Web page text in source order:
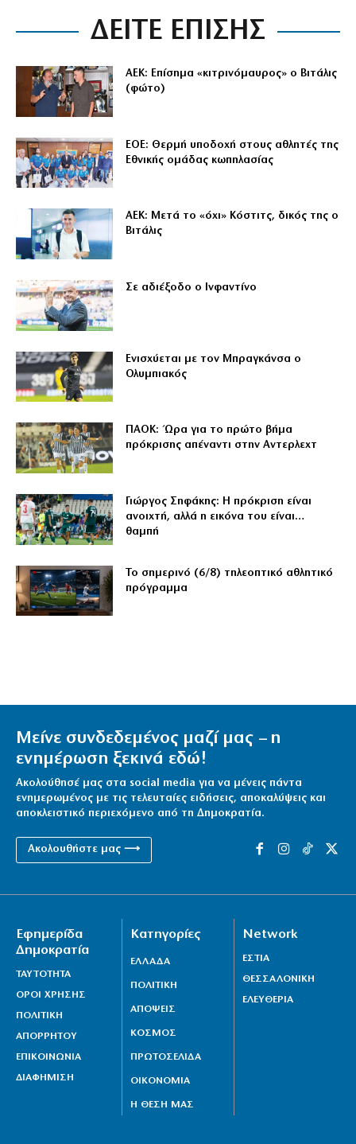
ΔΕΙΤΕ ΕΠΙΣΗΣ
ΑΕΚ: Επίσημα «κιτρινόμαυρος» ο Βιτάλις
(φώτο)
ΕΟΕ: Θερμή υποδοχή στους αθλητές της
Εθνικής ομάδας κωπηλασίας
ΑΕΚ: Μετά το «όχι» Κόστιτς, δικός της ο
Βιτάλις
Σε αδιέξοδο ο Ινφαντίνο
Ενισχύεται με τον Μπραγκάνσα ο
Ολυμπιακός
ΠΑΟΚ: Ώρα για το πρώτο βήμα
πρόκρισης απέναντι στην Αντερλεχτ
Γιώργος Σηφάκης: Η πρόκριση είναι
ανοιχτή, αλλά η εικόνα του είναι…
θαμπή
Το σημερινό (6/8) τηλεοπτικό αθλητικό
πρόγραμμα
Μείνε συνδεδεμένος μαζί μας – η
ενημέρωση ξεκινά εδώ!
Ακολούθησέ μας στα social media για να μένεις πάντα
ενημερωμένος με τις τελευταίες ειδήσεις, αποκαλύψεις και
αποκλειστικό περιεχόμενο από τη Δημοκρατία.
Ακολουθήστε μας ⟶
Εφημερίδα
Δημοκρατία
ΤΑΥΤΟΤΗΤΑ
ΟΡΟΙ ΧΡΗΣΗΣ
ΠΟΛΙΤΙΚΗ
ΑΠΟΡΡΗΤΟΥ
ΕΠΙΚΟΙΝΩΝΙΑ
ΔΙΑΦΗΜΙΣΗ
Κατηγορίες
ΕΛΛΑΔΑ
ΠΟΛΙΤΙΚΗ
ΑΠΟΨΕΙΣ
ΚΟΣΜΟΣ
ΠΡΩΤΟΣΕΛΙΔΑ
ΟΙΚΟΝΟΜΙΑ
Η ΘΕΣΗ ΜΑΣ
Network
ΕΣΤΙΑ
ΘΕΣΣΑΛΟΝΙΚΗ
ΕΛΕΥΘΕΡΙΑ